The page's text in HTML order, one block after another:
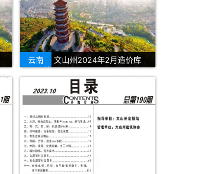
云南
文山州2024年2月造价库
PDF下载